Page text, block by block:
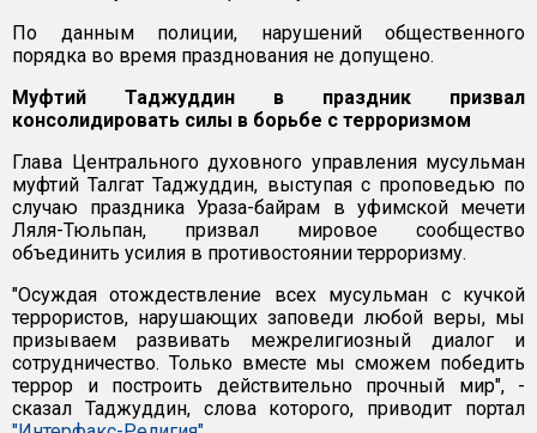
По данным полиции, нарушений общественного
порядка во время празднования не допущено.
Муфтий Таджуддин в праздник призвал
консолидировать силы в борьбе с терроризмом
Глава Центрального духовного управления мусульман
муфтий Талгат Таджуддин, выступая с проповедью по
случаю праздника Ураза-байрам в уфимской мечети
Ляля-Тюльпан, призвал мировое сообщество
объединить усилия в противостоянии терроризму.
"Осуждая отождествление всех мусульман с кучкой
террористов, нарушающих заповеди любой веры, мы
призываем развивать межрелигиозный диалог и
сотрудничество. Только вместе мы сможем победить
террор и построить действительно прочный мир", -
сказал Таджуддин, слова которого, приводит портал